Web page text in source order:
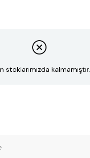
stoklarımızda kalmamıştır.